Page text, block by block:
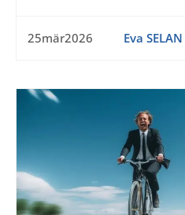
25mär2026 Eva SELAN